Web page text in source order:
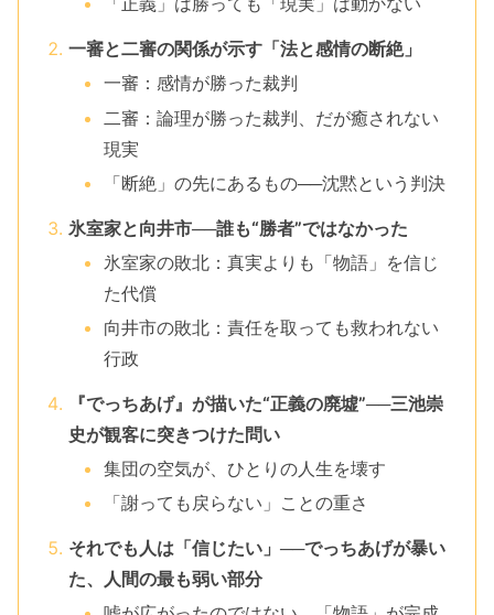
一審と二審の関係が示す「法と感情の断絶」
一審：感情が勝った裁判
二審：論理が勝った裁判、だが癒されない
現実
「断絶」の先にあるもの──沈黙という判決
氷室家と向井市──誰も“勝者”ではなかった
氷室家の敗北：真実よりも「物語」を信じ
た代償
向井市の敗北：責任を取っても救われない
行政
『でっちあげ』が描いた“正義の廃墟”──三池崇
史が観客に突きつけた問い
集団の空気が、ひとりの人生を壊す
「謝っても戻らない」ことの重さ
それでも人は「信じたい」──でっちあげが暴い
た、人間の最も弱い部分